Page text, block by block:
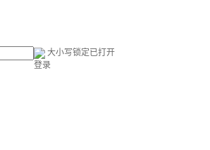
大小写锁定已打开
登录